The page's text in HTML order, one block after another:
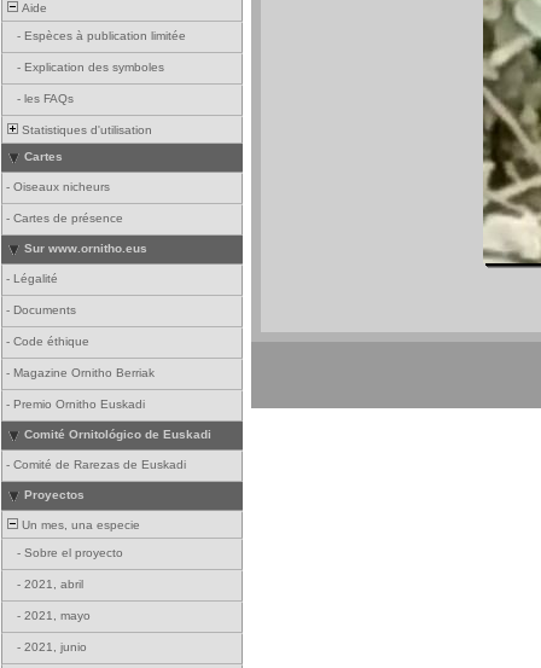
Aide
- Espèces à publication limitée
- Explication des symboles
- les FAQs
Statistiques d'utilisation
Cartes
- Oiseaux nicheurs
- Cartes de présence
Sur www.ornitho.eus
- Légalité
- Documents
- Code éthique
- Magazine Ornitho Berriak
- Premio Ornitho Euskadi
Comité Ornitológico de Euskadi
- Comité de Rarezas de Euskadi
Proyectos
Un mes, una especie
- Sobre el proyecto
- 2021, abril
- 2021, mayo
- 2021, junio